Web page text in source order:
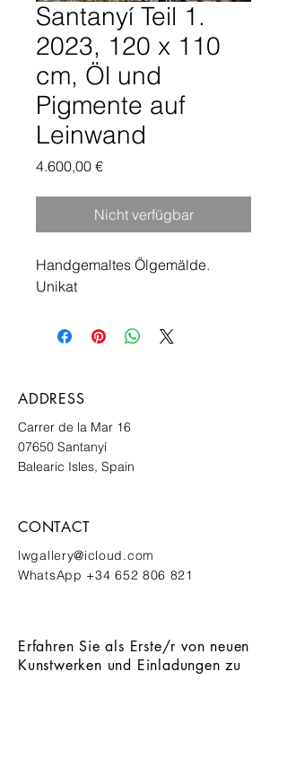
Santanyí Teil 1.
2023, 120 x 110
cm, Öl und
Pigmente auf
Leinwand
4.600,00 €Preis
Nicht verfügbar
Handgemaltes Ölgemälde.
Unikat
ADDRESS
Carrer de la Mar 16
07650 Santanyí
Balearic Isles, Spain
CONTACT
lwgallery@icloud.com
‭WhatsApp +34 652 806 821
Erfahren Sie als Erste/r von neuen
Kunstwerken und Einladungen zu